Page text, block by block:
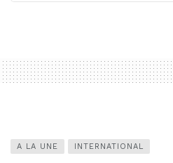
A LA UNE INTERNATIONAL